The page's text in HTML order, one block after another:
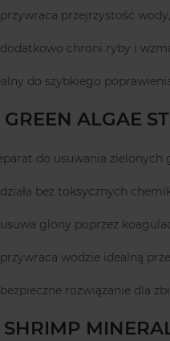
przywraca przejrzystość wody,
dodatkowo chroni ryby i
do szybkiego
GREEN ALGAE
do usuwania zielonych
działa bez toksycznych
usuwa glony poprzez
przywraca wodzie idealną
rozwiązanie dla
SHRIMP